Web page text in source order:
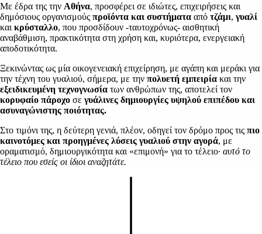
Με έδρα της την Αθήνα, προσφέρει σε ιδιώτες, επιχειρήσεις και
δημόσιους οργανισμούς προϊόντα και συστήματα από τζάμι, γυαλί
και κρύσταλλο, που προσδίδουν -ταυτοχρόνως- αισθητική
αναβάθμιση, πρακτικότητα στη χρήση και, κυριότερα, ενεργειακή
αποδοτικότητα.
Ξεκινώντας ως μία οικογενειακή επιχείρηση, με αγάπη και μεράκι για
την τέχνη του γυαλιού, σήμερα, με την πολυετή εμπειρία και την
εξειδικευμένη τεχνογνωσία των ανθρώπων της, αποτελεί τον
κορυφαίο πάροχο σε γυάλινες δημιουργίες υψηλού επιπέδου και
ασυναγώνιστης ποιότητας.
Στο τιμόνι της, η δεύτερη γενιά, πλέον, οδηγεί τον δρόμο προς τις πιο
καινοτόμες και προηγμένες λύσεις γυαλιού στην αγορά, με
οραματισμό, δημιουργικότητα και «επιμονή» για το τέλειο· αυτό το
τέλειο που εσείς οι ίδιοι αναζητάτε.